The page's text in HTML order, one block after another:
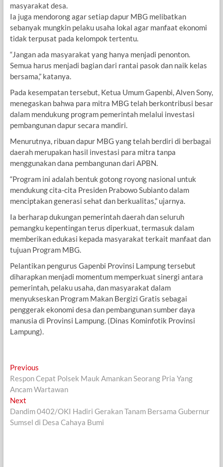
masyarakat desa.
Ia juga mendorong agar setiap dapur MBG melibatkan
sebanyak mungkin pelaku usaha lokal agar manfaat ekonomi
tidak terpusat pada kelompok tertentu.
“Jangan ada masyarakat yang hanya menjadi penonton.
Semua harus menjadi bagian dari rantai pasok dan naik kelas
bersama,” katanya.
Pada kesempatan tersebut, Ketua Umum Gapenbi, Alven Sony,
menegaskan bahwa para mitra MBG telah berkontribusi besar
dalam mendukung program pemerintah melalui investasi
pembangunan dapur secara mandiri.
Menurutnya, ribuan dapur MBG yang telah berdiri di berbagai
daerah merupakan hasil investasi para mitra tanpa
menggunakan dana pembangunan dari APBN.
“Program ini adalah bentuk gotong royong nasional untuk
mendukung cita-cita Presiden Prabowo Subianto dalam
menciptakan generasi sehat dan berkualitas,” ujarnya.
Ia berharap dukungan pemerintah daerah dan seluruh
pemangku kepentingan terus diperkuat, termasuk dalam
memberikan edukasi kepada masyarakat terkait manfaat dan
tujuan Program MBG.
Pelantikan pengurus Gapenbi Provinsi Lampung tersebut
diharapkan menjadi momentum memperkuat sinergi antara
pemerintah, pelaku usaha, dan masyarakat dalam
menyukseskan Program Makan Bergizi Gratis sebagai
penggerak ekonomi desa dan pembangunan sumber daya
manusia di Provinsi Lampung. (Dinas Kominfotik Provinsi
Lampung).
Navigasi
pos
PreviousPrevious
post:
Respon Cepat Polsek Mauk Amankan Seorang Pria Yang
Ancam Wartawan
NextNext
post:
Dandim 0402/OKI Hadiri Gerakan Tanam Bersama Gubernur
Sumsel di Desa Cahaya Bumi